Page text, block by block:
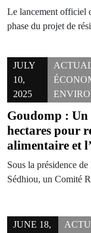
Le lancement officiel
phase du projet de
JULY
10,
2025
Goudomp : Un
hectares pour
alimentaire et
Sous la présidence
Sédhiou, un Comité
JUNE 18,